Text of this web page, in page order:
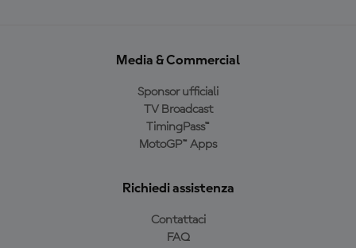
Media & Commercial
Sponsor ufficiali
TV Broadcast
TimingPass™
MotoGP™ Apps
Richiedi assistenza
Contattaci
FAQ